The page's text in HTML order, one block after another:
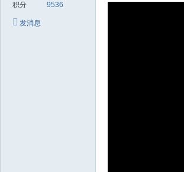
积分 9536
发消息